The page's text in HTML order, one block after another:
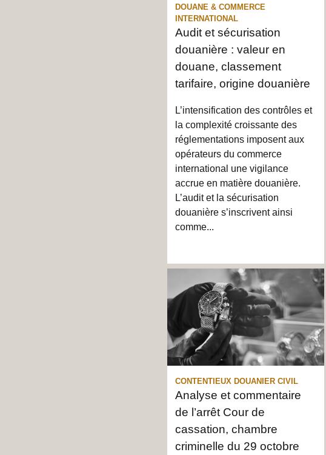
DOUANE & COMMERCE
INTERNATIONAL
Audit et sécurisation
douanière : valeur en
douane, classement
tarifaire, origine douanière
L’intensification des contrôles et
la complexité croissante des
réglementations imposent aux
opérateurs du commerce
international une vigilance
accrue en matière douanière.
L’audit et la sécurisation
douanière s’inscrivent ainsi
comme...
CONTENTIEUX DOUANIER CIVIL
Analyse et commentaire
de l’arrêt Cour de
cassation, chambre
criminelle du 29 octobre